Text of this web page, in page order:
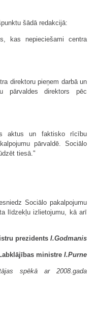
šādā redakcijā:
kas nepieciešami centra
direktoru pieņem darbā un
pārvaldes direktors pēc
aktus un faktisko rīcību
pārvaldē. Sociālo
tiesā."
Sociālo pakalpojumu
līdzekļu izlietojumu, kā arī
prezidents I.Godmanis
ministre I.Purne
spēkā ar 2008.gada